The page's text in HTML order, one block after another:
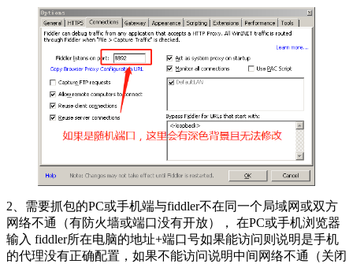
2、需要抓包的PC或手机端与fiddler不在同一个局域网或双方
网络不通（有防火墙或端口没有开放）， 在PC或手机浏览器
输入 fiddler所在电脑的地址+端口号如果能访问则说明是手机
的代理没有正确配置，如果不能访问说明中间网络不通（关闭